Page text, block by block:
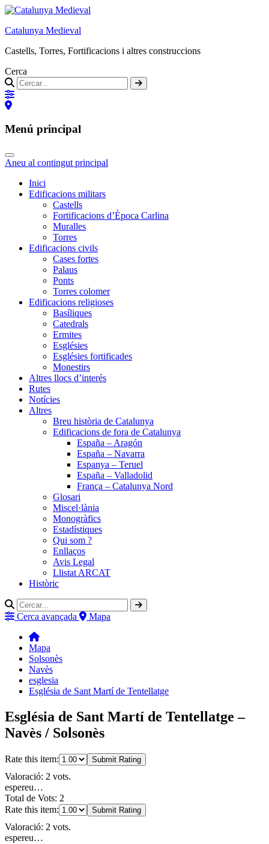
Catalunya Medieval
Castells, Torres, Fortificacions i altres construccions
Cerca
Menú principal
Aneu al contingut principal
Inici
Edificacions militars
Castells
Fortificacions d’Època Carlina
Muralles
Torres
Edificacions civils
Cases fortes
Palaus
Ponts
Torres colomer
Edificacions religioses
Basíliques
Catedrals
Ermites
Esglésies
Esglésies fortificades
Monestirs
Altres llocs d’interés
Rutes
Notícies
Altres
Breu història de Catalunya
Edificacions de fora de Catalunya
España – Aragón
España – Navarra
Espanya – Teruel
España – Valladolid
França – Catalunya Nord
Glosari
Miscel·lània
Monogràfics
Estadístiques
Qui som ?
Enllaços
Avis Legal
Llistat ARCAT
Històric
Cerca avançada Mapa
Mapa
Solsonès
Navès
esglesia
Església de Sant Martí de Tentellatge
Església de Sant Martí de Tentellatge –
Navès / Solsonès
Rate this item: Submit Rating
Valoració: 2 vots.
espereu…
Total de Vots: 2
Rate this item:
Submit Rating
Valoració: 2 vots.
espereu…